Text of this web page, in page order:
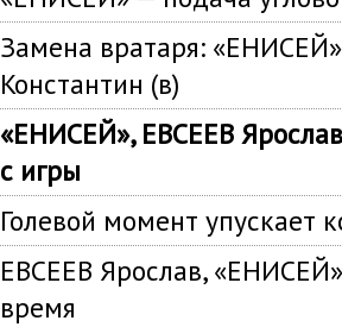
Замена вратаря:
Константин (в)
«ЕНИСЕЙ», ЕВСЕЕВ
с игры
Голевой момент упускает
ЕВСЕЕВ Ярослав,
время